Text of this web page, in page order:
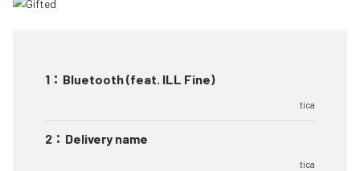
1 ： Bluetooth (feat. ILL Fine)
tica
2 ： Delivery name
tica